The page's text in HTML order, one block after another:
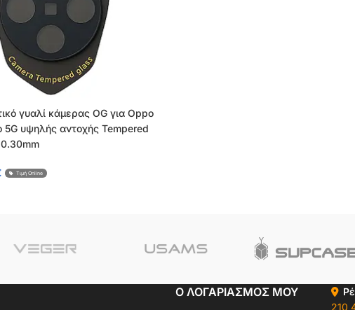
γυαλί κάμερας OG για Oppo
5G υψηλής αντοχής Tempered
Τιμή Online
Ο ΛΟΓΑΡΙΑΣΜΟΣ ΜΟΥ
210